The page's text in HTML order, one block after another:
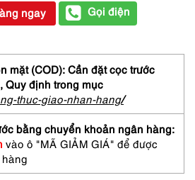
ngay Gọi điện
mặt (COD): Cần đặt cọc trước
Quy định trong mục
thuc-giao-nhan-hang/
bằng chuyển khoản ngân hàng:
vào ô "MÃ GIẢM GIÁ" để được